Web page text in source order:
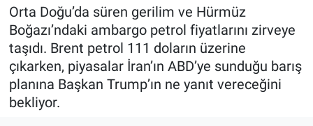
Orta Doğu’da süren gerilim ve Hürmüz
Boğazı’ndaki ambargo petrol fiyatlarını zirveye
taşıdı. Brent petrol 111 doların üzerine
çıkarken, piyasalar İran’ın ABD’ye sunduğu barış
planına Başkan Trump’ın ne yanıt vereceğini
bekliyor.